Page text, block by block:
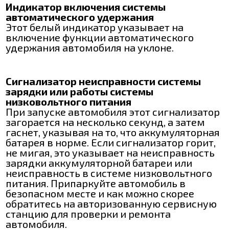
Индикатор включения системы
автоматического удержания
Этот белый индикатор указывает на
включение функции автоматического
удержания автомобиля на уклоне.
Сигнализатор неисправности системы
зарядки или работы системы
низковольтного питания
При запуске автомобиля этот сигнализатор
загорается на несколько секунд, а затем
гаснет, указывая на то, что аккумуляторная
батарея в норме. Если сигнализатор горит,
не мигая, это указывает на неисправность
зарядки аккумуляторной батареи или
неисправность в системе низковольтного
питания. Припаркуйте автомобиль в
безопасном месте и как можно скорее
обратитесь на авторизованную сервисную
станцию для проверки и ремонта
автомобиля.